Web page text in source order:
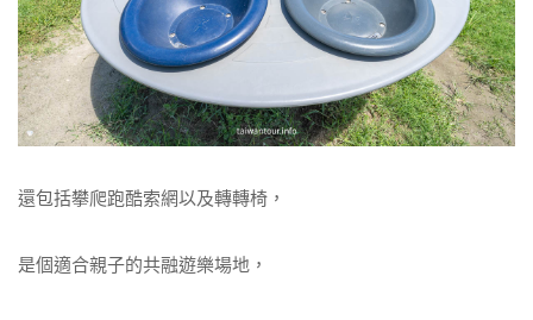
還包括攀爬跑酷索網以及轉轉椅，
是個適合親子的共融遊樂場地，